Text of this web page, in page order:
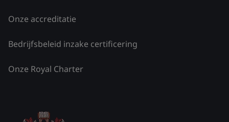
Onze accreditatie
Bedrijfsbeleid inzake certificering
Onze Royal Charter